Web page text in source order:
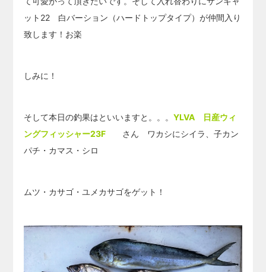
ット22 白バーション（ハードトップタイプ）が仲間入り
致します！お楽
しみに！
そして本日の釣果はといいますと。。。YLVA 日産ウィ
ングフィッシャー23F さん ワカシにシイラ、子カン
パチ・カマス・シロ
ムツ・カサゴ・ユメカサゴをゲット！